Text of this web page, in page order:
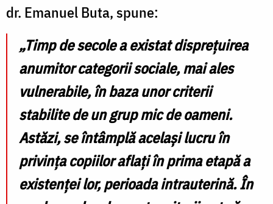
dr. Emanuel Buta, spune:
„Timp de secole a existat disprețuirea
anumitor categorii sociale, mai ales
vulnerabile, în baza unor criterii
stabilite de un grup mic de oameni.
Astăzi, se întâmplă același lucru în
privința copiilor aflați în prima etapă a
existenței lor, perioada intrauterină. În